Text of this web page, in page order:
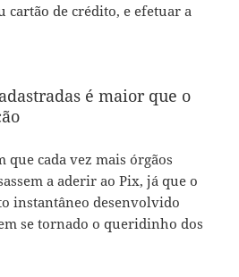
cartão de crédito, e efetuar a
é maior que o
que cada vez mais órgãos
a aderir ao Pix, já que o
instantâneo desenvolvido
se tornado o queridinho dos